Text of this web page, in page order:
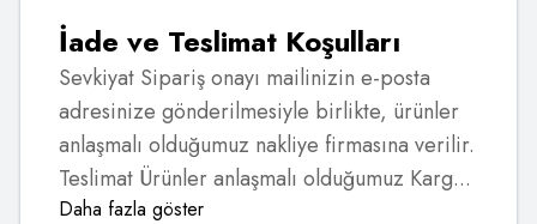
İade ve Teslimat Koşulları
Sevkiyat Sipariş onayı mailinizin e-posta
adresinize gönderilmesiyle birlikte, ürünler
anlaşmalı olduğumuz nakliye firmasına verilir.
Teslimat Ürünler anlaşmalı olduğumuz Karg...
Daha fazla göster